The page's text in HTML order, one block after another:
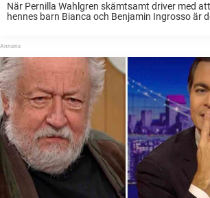
När Pernilla Wahlgren skämtsamt driver med
hennes barn Bianca och Benjamin Ingrosso är